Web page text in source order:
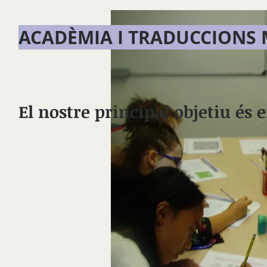
ACADÈMIA I TRADUCCIONS
El nostre principal objetiu és